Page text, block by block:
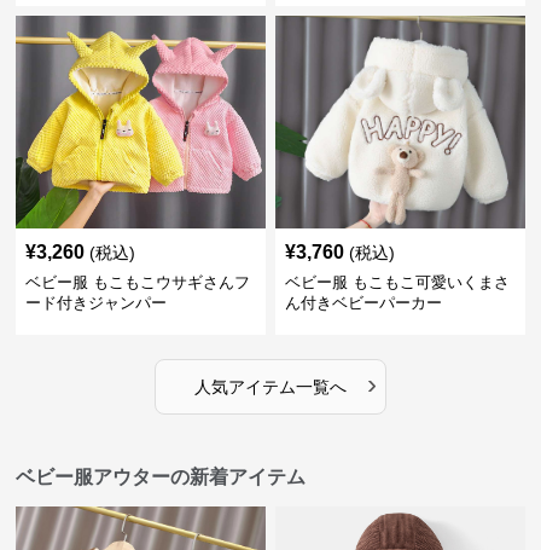
¥3,260 (税込)
ベビー服 もこもこウサギさんフ
ード付きジャンパー
¥3,760 (税込)
ベビー服 もこもこ可愛いくまさ
ん付きベビーパーカー
人気アイテム一覧へ ›
ベビー服アウターの新着アイテム